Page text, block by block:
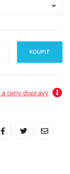
KOUPIT
ceny dopravy